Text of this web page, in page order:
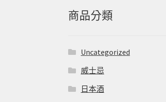
字:
商品分類
Uncategorized
威士忌
日本酒